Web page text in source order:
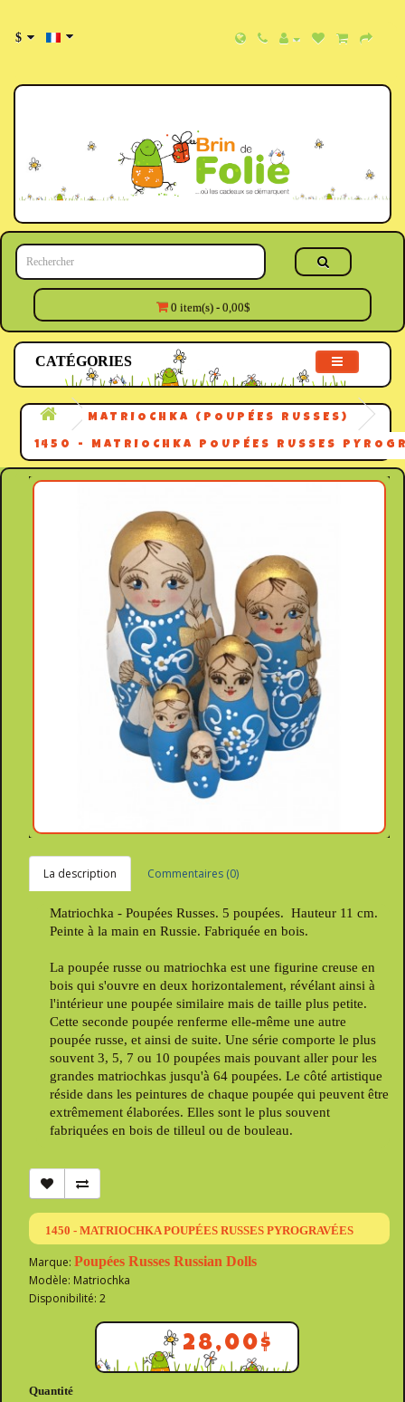
$
0 item(s) - 0,00$
CATÉGORIES
MATRIOCHKA (POUPÉES RUSSES)
1450 - MATRIOCHKA POUPÉES RUSSES
La description Commentaires (0)
Matriochka - Poupées Russes. 5 poupées. Hauteur 11 cm.
Peinte à la main en Russie. Fabriquée en bois.
La poupée russe ou matriochka est une figurine creuse en
bois qui s'ouvre en deux horizontalement, révélant ainsi à
l'intérieur une poupée similaire mais de taille plus petite.
Cette seconde poupée renferme elle-même une autre
poupée russe, et ainsi de suite. Une série comporte le plus
souvent 3, 5, 7 ou 10 poupées mais pouvant aller pour les
grandes matriochkas jusqu'à 64 poupées. Le côté artistique
réside dans les peintures de chaque poupée qui peuvent être
extrêmement élaborées. Elles sont le plus souvent
fabriquées en bois de tilleul ou de bouleau.
1450 - MATRIOCHKA POUPÉES RUSSES PYROGRAVÉES
Marque: Poupées Russes Russian Dolls
Modèle: Matriochka
Disponibilité: 2
28,00$
Quantité